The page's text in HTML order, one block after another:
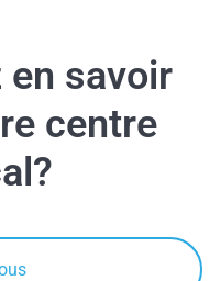
en savoir
centre